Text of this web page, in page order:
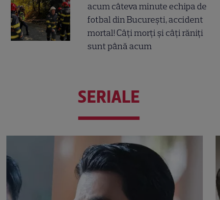
acum câteva minute echipa de
fotbal din București, accident
mortal! Câți morți și câți răniți
sunt până acum
SERIALE